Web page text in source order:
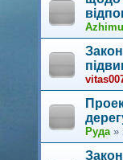
Руда»